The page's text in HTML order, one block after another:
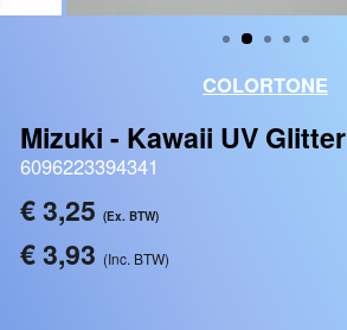
COLORTONE
Mizuki - Kawaii UV Glitter
6096223394341
Reguliere
€ 3,25 (Ex. BTW)
€ 3,93 (Inc. BTW)